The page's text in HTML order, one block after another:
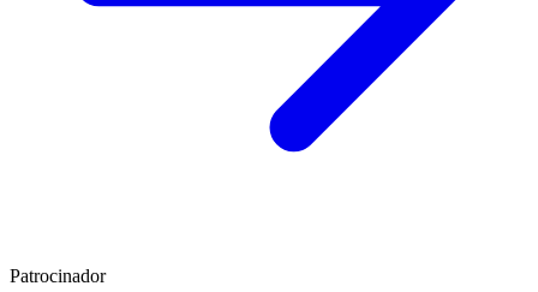
Patrocinador